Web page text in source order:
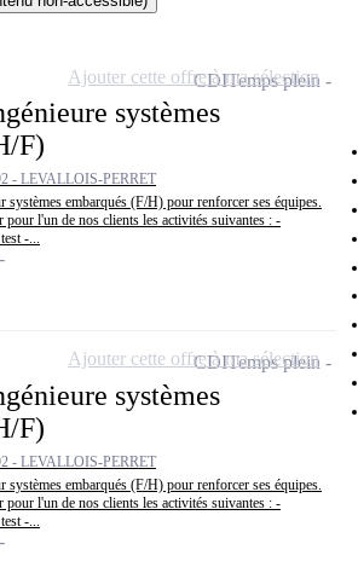
systèmes
F)
- LEVALLOIS-PERRET
systèmes embarqués (F/H) pour renforcer ses équipes.
pour l'un de nos clients les activités suivantes : -
-...
CDITemps plein
Ajouter cette offre à ma sélection
systèmes
F)
- LEVALLOIS-PERRET
systèmes embarqués (F/H) pour renforcer ses équipes.
pour l'un de nos clients les activités suivantes : -
-...
CDITemps plein
Ajouter cette offre à ma sélection